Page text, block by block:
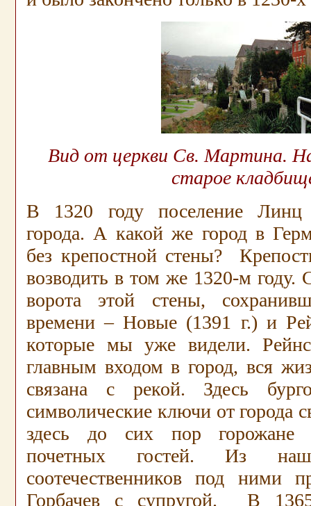
Вид от церкви Св. Мартина.
старое
В 1320 году поселение Линц
города. А какой же город в
без крепостной стены?
возводить в том же 1320-м году.
ворота этой стены,
времени – Новые (1391 г.) и
которые мы уже видели.
главным входом в город, вся
связана с рекой. Здесь
символические ключи от города
здесь до сих пор горожане
почетных гостей. Из
соотечественников под ними
Горбачев с супругой. В 1365